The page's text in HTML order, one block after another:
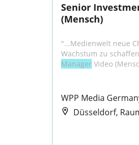
Senior
(Mensch)
"...Medienwelt neue
Manager Video
WPP Media
Düsseldorf,